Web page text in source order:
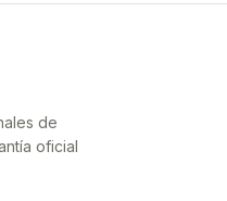
de
oficial